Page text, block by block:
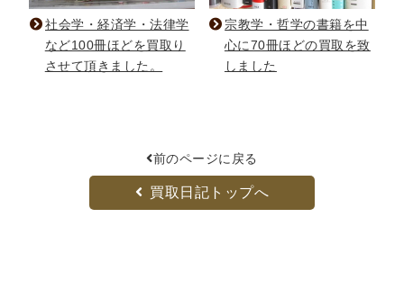
社会学・経済学・法律学
など100冊ほどを買取り
させて頂きました。
宗教学・哲学の書籍を中
心に70冊ほどの買取を致
しました
前のページに戻る
買取日記トップへ